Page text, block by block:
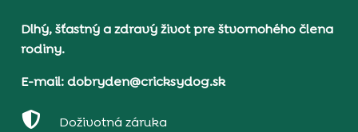
Dlhý, šťastný a zdravý život pre štvornohého člena
rodiny.
E-mail: dobryden@cricksydog.sk
 Doživotná záruka